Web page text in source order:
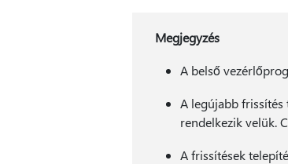
Megjegyzés
A belső
A legújabb frissítés
rendelkezik velük.
A frissítések